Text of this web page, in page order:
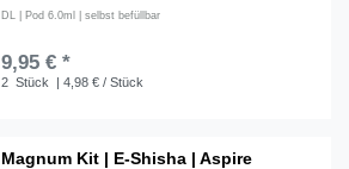
DL | Pod 6.0ml | selbst befüllbar
9,95 € *
2 Stück | 4,98 € / Stück
Magnum Kit | E-Shisha | Aspire